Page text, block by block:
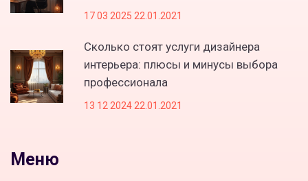
17 03 2025 22.01.2021
Сколько стоят услуги дизайнера
интерьера: плюсы и минусы выбора
профессионала
13 12 2024 22.01.2021
Меню